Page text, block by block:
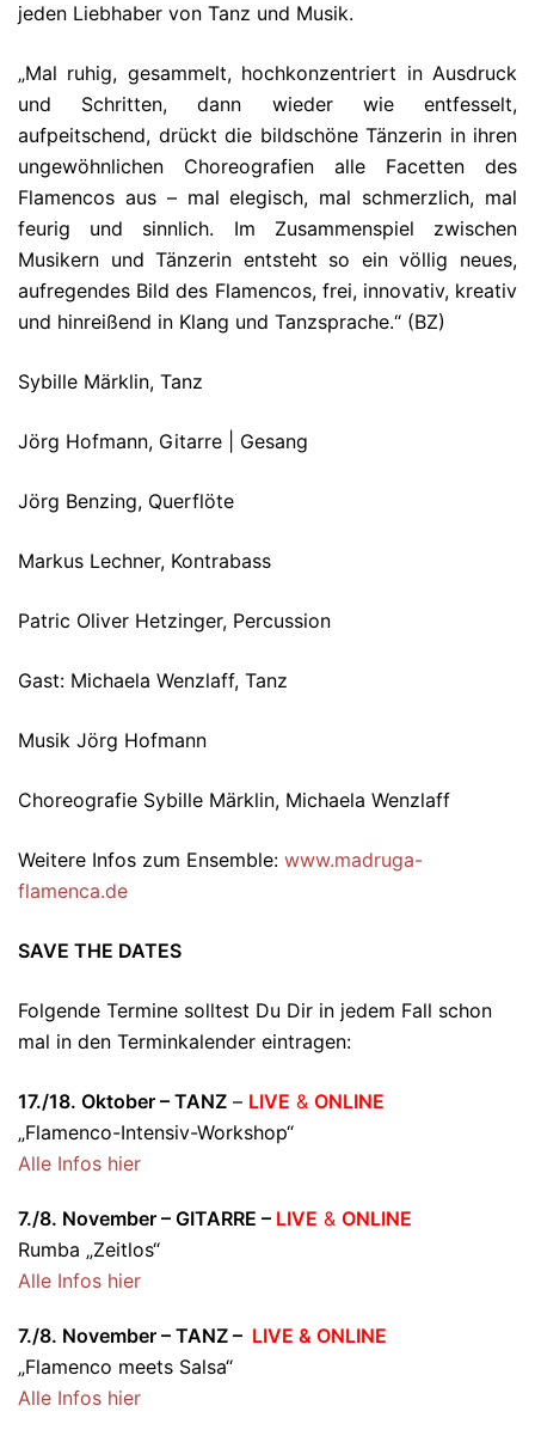
jeden Liebhaber von Tanz und Musik.
„Mal ruhig, gesammelt, hochkonzentriert in Ausdruck
und Schritten, dann wieder wie entfesselt,
aufpeitschend, drückt die bildschöne Tänzerin in ihren
ungewöhnlichen Choreografien alle Facetten des
Flamencos aus – mal elegisch, mal schmerzlich, mal
feurig und sinnlich. Im Zusammenspiel zwischen
Musikern und Tänzerin entsteht so ein völlig neues,
aufregendes Bild des Flamencos, frei, innovativ, kreativ
und hinreißend in Klang und Tanzsprache.“ (BZ)
Sybille Märklin, Tanz
Jörg Hofmann, Gitarre | Gesang
Jörg Benzing, Querflöte
Markus Lechner, Kontrabass
Patric Oliver Hetzinger, Percussion
Gast: Michaela Wenzlaff, Tanz
Musik Jörg Hofmann
Choreografie Sybille Märklin, Michaela Wenzlaff
Weitere Infos zum Ensemble: www.madruga-
flamenca.de
SAVE THE DATES
Folgende Termine solltest Du Dir in jedem Fall schon
mal in den Terminkalender eintragen:
17./18. Oktober – TANZ – LIVE & ONLINE
„Flamenco-Intensiv-Workshop“
Alle Infos hier
7./8. November – GITARRE – LIVE & ONLINE
Rumba „Zeitlos“
Alle Infos hier
7./8. November – TANZ – LIVE & ONLINE
„Flamenco meets Salsa“
Alle Infos hier